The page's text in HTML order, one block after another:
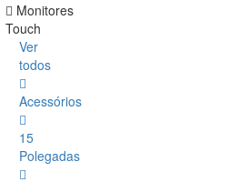
Monitores
Touch
Ver
todos
Acessórios
15
Polegadas